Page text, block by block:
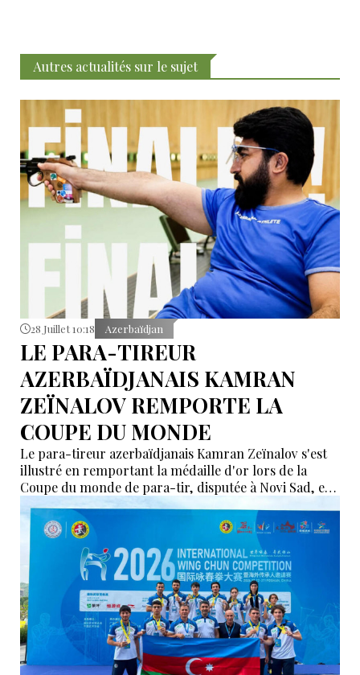
Autres actualités sur le sujet
28 Juillet 10:18 Azerbaïdjan
LE PARA-TIREUR
AZERBAÏDJANAIS KAMRAN
ZEÏNALOV REMPORTE LA
COUPE DU MONDE
Le para-tireur azerbaïdjanais Kamran Zeïnalov s'est
illustré en remportant la médaille d'or lors de la
Coupe du monde de para-tir, disputée à Novi Sad, en
Serbie.